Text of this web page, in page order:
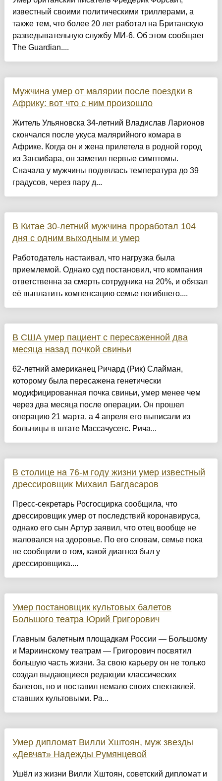
известный своими политическими триллерами, а
также тем, что более 20 лет работал на Британскую
разведывательную службу МИ-6. Об этом сообщает
The Guardian....
Мужчина умер от малярии после поездки в
Африку: вот что с ним произошло
Житель Ульяновска 34-летний Владислав Ларионов
скончался после укуса малярийного комара в
Африке. Когда он и жена прилетела в родной город
из Занзибара, он заметил первые симптомы.
Сначала у мужчины поднялась температура до 39
градусов, через пару д...
В Китае 30-летний мужчина проработал 104
дня с одним выходным и умер
Работодатель настаивал, что нагрузка была
приемлемой. Однако суд постановил, что компания
ответственна за смерть сотрудника на 20%, и обязал
её выплатить компенсацию семье погибшего....
В США умер пациент с пересаженной два
месяца назад почкой свиньи
62-летний американец Ричард (Рик) Слайман,
которому была пересажена генетически
модифицированная почка свиньи, умер менее чем
через два месяца после операции. Он прошел
операцию 21 марта, а 4 апреля его выписали из
больницы в штате Массачусетс. Рича...
В столице на 76-м году жизни умер известный
дрессировщик Михаил Багдасаров
Пресс-секретарь Росгосцирка сообщила, что
дрессировщик умер от последствий коронавируса,
однако его сын Артур заявил, что отец вообще не
жаловался на здоровье. По его словам, семье пока
не сообщили о том, какой диагноз был у
дрессировщика....
Умер постановщик культовых балетов
Большого театра Юрий Григорович
Главным балетным площадкам России — Большому
и Мариинскому театрам — Григорович посвятил
большую часть жизни. За свою карьеру он не только
создал выдающиеся редакции классических
балетов, но и поставил немало своих спектаклей,
ставших культовыми. Ра...
Умер дипломат Вилли Хштоян, муж звезды
«Девчат» Надежды Румянцевой
Ушёл из жизни Вилли Хштоян, советский дипломат и